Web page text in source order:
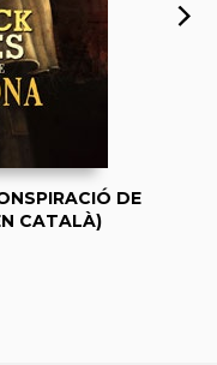
DE
CATALÀ)